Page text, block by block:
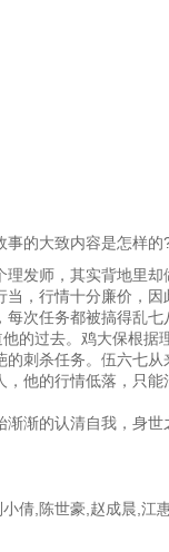
事的大致内容是怎样的
发师，其实背地里却
，行情十分廉价，因
次任务都被搞得乱七
的过去。鸡大保根据
刺杀任务。伍六七从
他的行情低落，只能
渐的认清自我，身世
倩,陈世豪,赵成晨,江